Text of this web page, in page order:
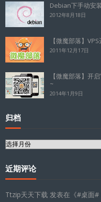
Debian下手动安
2012年8月18日
【微魔部落】
2011年12月17日
【微魔部落】开
~
2014年1月9日
归档
归
近期评论
Ttzip天天下载 发表在《#桌面#